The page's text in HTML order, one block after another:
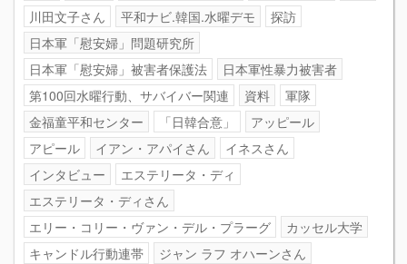
川田文子さん
平和ナビ.韓国.水曜デモ
探訪
日本軍「慰安婦」問題研究所
日本軍「慰安婦」被害者保護法
日本軍性暴力被害者
第100回水曜行動、サバイバー関連
資料
軍隊
金福童平和センター
「日韓合意」
アッピール
アピール
イアン・アパイさん
イネスさん
インタビュー
エステリータ・ディ
エステリータ・ディさん
エリー・コリー・ヴァン・デル・プラーグ
カッセル大学
キャンドル行動連帯
ジャン ラフ オハーンさん